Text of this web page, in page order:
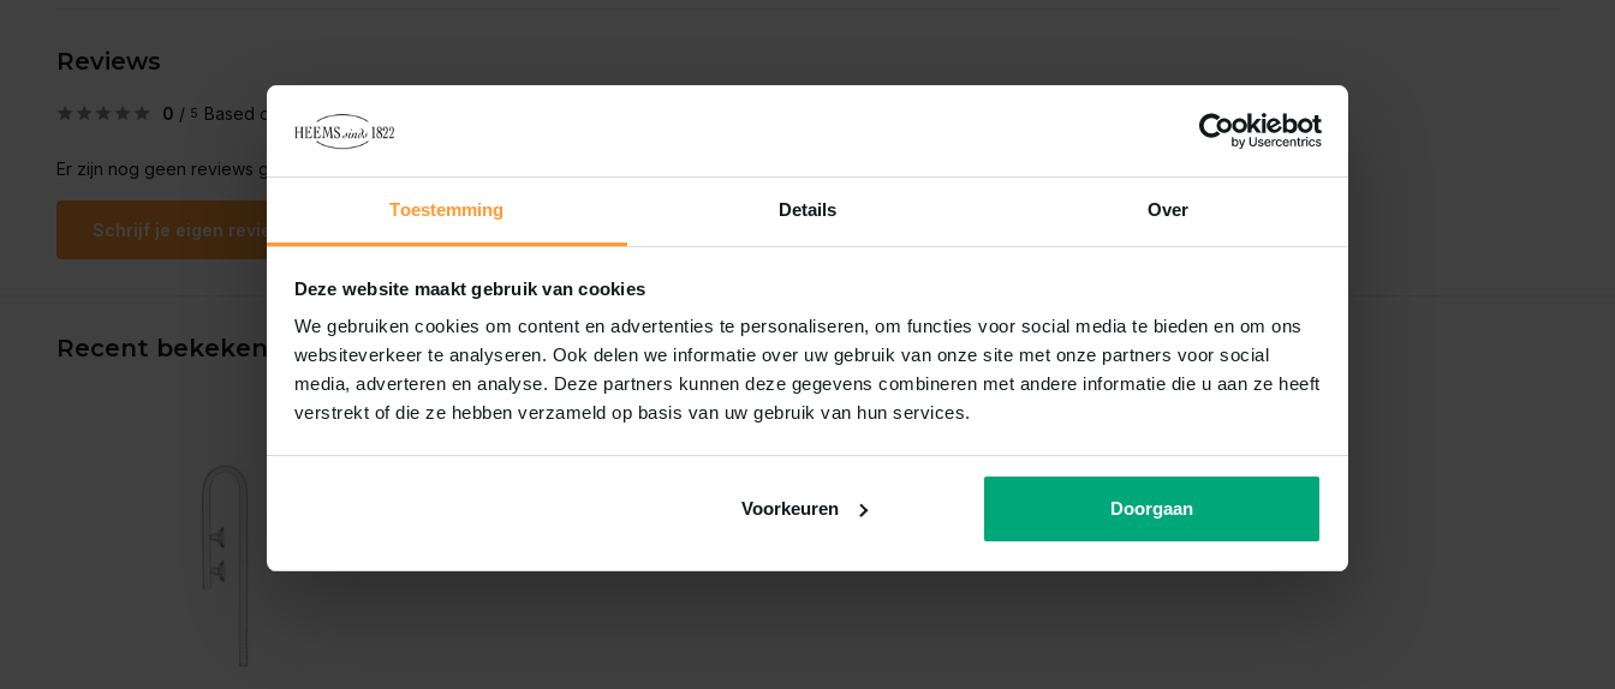
Toestemming Details Over
Deze website maakt gebruik van cookies
We gebruiken cookies om content en advertenties te personaliseren, om functies voor social media te bieden en om ons
websiteverkeer te analyseren. Ook delen we informatie over uw gebruik van onze site met onze partners voor social
media, adverteren en analyse. Deze partners kunnen deze gegevens combineren met andere informatie die u aan ze heeft
verstrekt of die ze hebben verzameld op basis van uw gebruik van hun services.
Voorkeuren Doorgaan
Reviews
0 / 5 Based on 0 reviews
Er zijn nog geen reviews geschreven over dit product..
Schrijf je eigen review
Recent bekeken